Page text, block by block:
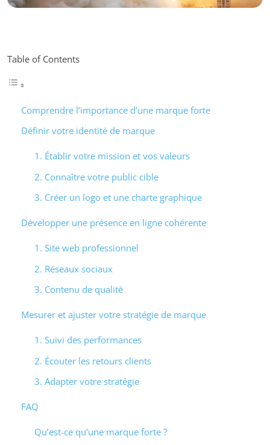
Table of Contents
Comprendre l’importance d’une marque forte
Définir votre identité de marque
1. Établir votre mission et vos valeurs
2. Connaître votre public cible
3. Créer un logo et une charte graphique
Développer une présence en ligne cohérente
1. Site web professionnel
2. Réseaux sociaux
3. Contenu de qualité
Mesurer et ajuster votre stratégie de marque
1. Suivi des performances
2. Écouter les retours clients
3. Adapter votre stratégie
FAQ
Qu’est-ce qu’une marque forte ?